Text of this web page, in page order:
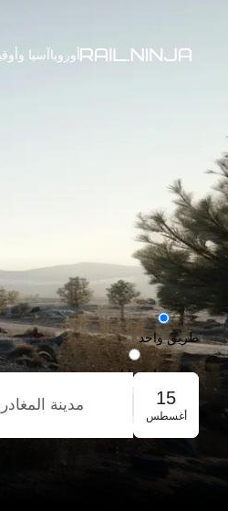
أوروبا آسيا
طريق واحد
رحلة ذهاب وإياب
الحجز الجماعي
15
أغسطس
مدينة